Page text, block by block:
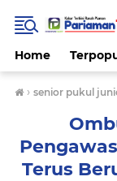
Home
› senior pukul
Terus